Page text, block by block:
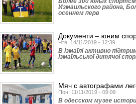
Измаильского района,
осеннем перв
Документи – юним
Чтв, 14/11/2019 - 12:39
В Ізмаїлі активно
Ізмаїльської дитячої
Мяч с автографами
Пон, 11/11/2019 - 09:09
В одесском музее